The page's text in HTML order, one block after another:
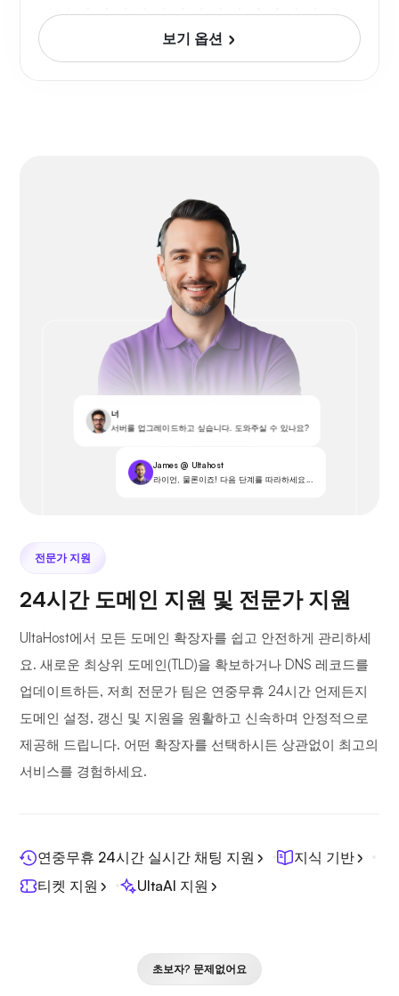
보기 옵션
너
서버를 업그레이드하고 싶습니다. 도와주실 수 있나요?
James @ Ultahost
라이언, 물론이죠! 다음 단계를 따라하세요...
전문가 지원
24시간 도메인 지원 및 전문가 지원
UltaHost에서 모든 도메인 확장자를 쉽고 안전하게 관리하세
요. 새로운 최상위 도메인(TLD)을 확보하거나 DNS 레코드를
업데이트하든, 저희 전문가 팀은 연중무휴 24시간 언제든지
도메인 설정, 갱신 및 지원을 원활하고 신속하며 안정적으로
제공해 드립니다. 어떤 확장자를 선택하시든 상관없이 최고의
서비스를 경험하세요.
연중무휴 24시간 실시간 채팅 지원
지식 기반
티켓 지원
UltaAI 지원
초보자? 문제없어요